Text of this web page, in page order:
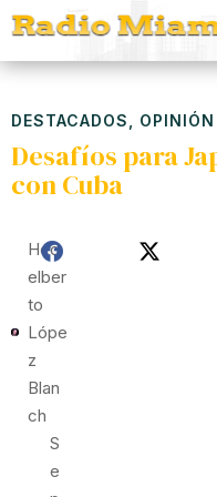
DESTACADOS OPINIÓN
Desafíos para
con Cuba
Hed
Elber
To
Lópe
Z
Blan
Ch
S
E